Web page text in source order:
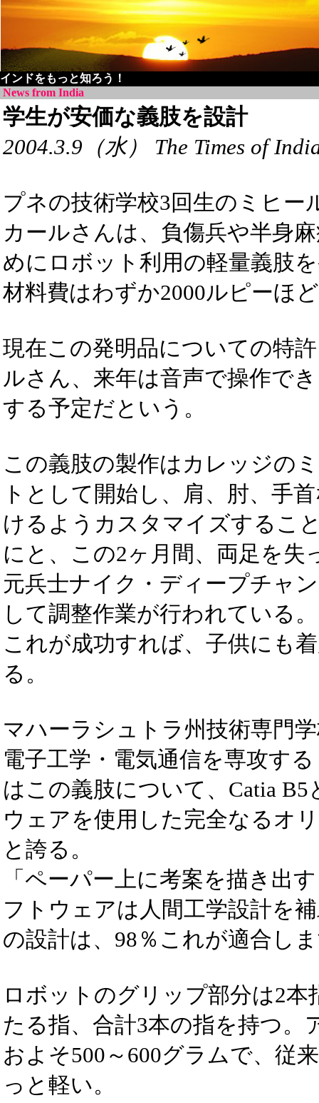
インドをもっと知ろう！
News from India
学生が安価な義肢を設計
2004.3.9（水） The Times of
プネの技術学校3回生のミヒー
カールさんは、負傷兵や半身
めにロボット利用の軽量義肢
材料費はわずか2000ルピーほ
現在この発明品についての特
ルさん、来年は音声で操作で
する予定だという。
この義肢の製作はカレッジの
トとして開始し、肩、肘、手
けるようカスタマイズするこ
にと、この2ヶ月間、両足を失
元兵士ナイク・ディープチャ
して調整作業が行われている。
これが成功すれば、子供にも
る。
マハーラシュトラ州技術専門
電子工学・電気通信を専攻す
はこの義肢について、Catia
ウェアを使用した完全なるオ
と誇る。
「ペーパー上に考案を描き出
フトウェアは人間工学設計を
の設計は、98％これが適合し
ロボットのグリップ部分は2本
たる指、合計3本の指を持つ。
およそ500～600グラムで、従
っと軽い。